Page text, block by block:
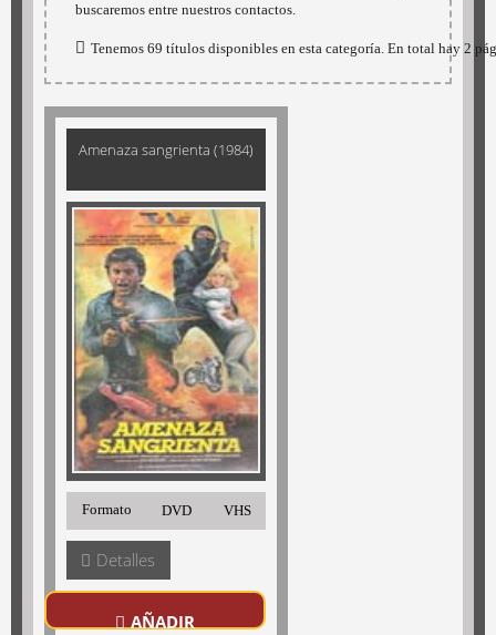
buscaremos entre nuestros contactos.
Tenemos 69 títulos disponibles en esta categoría. En total hay 2
Amenaza sangrienta (1984)
Formato DVD VHS
Detalles
AÑADIR